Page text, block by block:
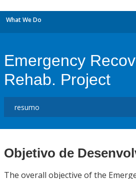
What We Do
Emergency
Rehab. Project
Objetivo de
The overall objective of the